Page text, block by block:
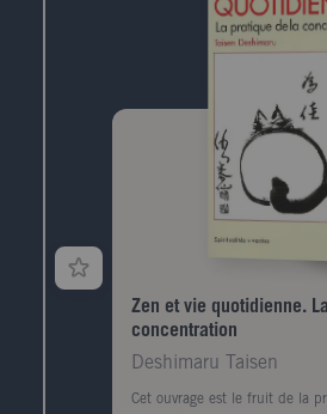
Zen et vie quotidienne.
concentration
Deshimaru Taisen
Cet ouvrage est le fruit de la